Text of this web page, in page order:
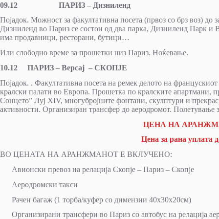
09.12 ПАРИЗ – Дизниленд
Појадок. Можност за факултативна посета (првоз со брз воз)
Дизниленд во Париз се состои од два парка, Дизниленд Парк
има продавници, ресторани, бутици…
Или слободно време за прошетки низ Париз. Ноќевање.
10.12 ПАРИЗ – Версај – СКОПЈЕ
Појадок. . Факултативна посета на ремек делото на
кралски палати во Европа. Прошетка по кралските апартмани,
Сонцето” Луј XIV, многубројните фонтани, скулптури и
активности. Организиран трансфер до аеродромот. Полетување
ЦЕНА НА
Цена за ранa уплатa
ВО ЦЕНАТА НА АРАНЖМАНОТ Е ВКЛУЧЕНО:
Авионски превоз на релација Скопје – Париз – Скопје
Аеродромски такси
Рачен багаж (1 торба/куфер со димензии 40х30х20см)
Организирани трансфери во Париз со автобус на релација